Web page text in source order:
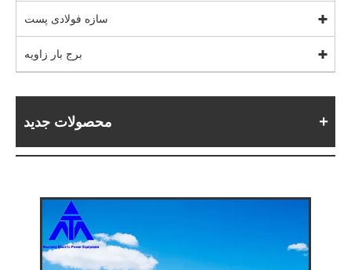
سازه فولادی پست
برج بار زاویه
محصولات جدید